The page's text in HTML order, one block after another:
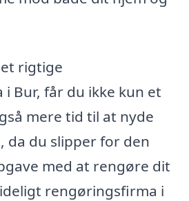
rigtige
Bur, får du ikke kun et
mere tid til at nyde
da du slipper for den
med at rengøre dit
rengøringsfirma i